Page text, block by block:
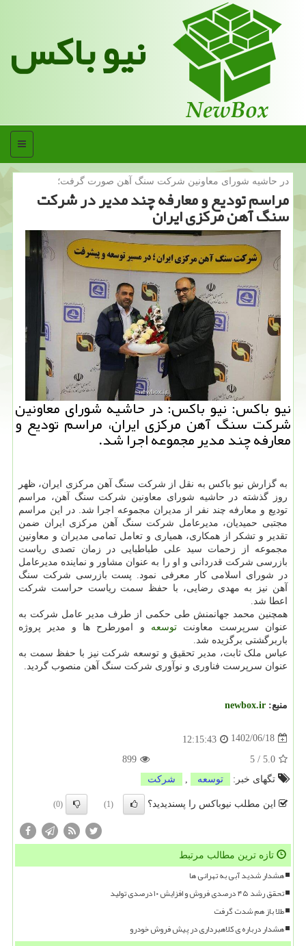
نیو باکس
منو
در حاشیه شورای معاونین شركت سنگ آهن صورت گرفت؛
مراسم تودیع و معارفه چند مدیر در شرکت
سنگ آهن مرکزی ایران
نیو باکس: نیو باکس: در حاشیه شورای معاونین
شرکت سنگ آهن مرکزی ایران، مراسم تودیع و
معارفه چند مدیر مجموعه اجرا شد.
به گزارش نیو باکس به نقل از شرکت سنگ آهن مرکزی ایران، ظهر
روز گذشته در حاشیه شورای معاونین شرکت سنگ آهن، مراسم
تودیع و معارفه چند نفر از مدیران مجموعه اجرا شد. در این مراسم
مجتبی حمیدیان، مدیرعامل شرکت سنگ آهن مرکزی ایران ضمن
تقدیر و تشکر از همکاری، همیاری و تعامل تمامی مدیران و معاونین
مجموعه از زحمات سید علی طباطبایی در زمان تصدی ریاست
بازرسی شرکت قدردانی و او را به عنوان مشاور و نماینده مدیرعامل
در شورای اسلامی کار معرفی نمود. پست بازرسی شرکت سنگ
آهن نیز به مهدی رضایی، با حفظ سمت ریاست حراست شرکت
اعطا شد.
همچنین محمد جهانمنش طی حکمی از طرف مدیر عامل شرکت به
عنوان سرپرست معاونتتوسعه و امورطرح ها و مدیر پروژه
باربرگشتی برگزیده شد.
عباس ملک ثابت، مدیر تحقیق و توسعه شرکت نیز با حفظ سمت به
عنوان سرپرست فناوری و نوآوری شرکت سنگ آهن منصوب گردید.
منبع: newbox.ir
1402/06/18
12:15:43
5.0
/
5
899
تگهای خبر:
توسعه شركت
این مطلب نیوباکس را پسندیدید؟ (1)
(0)
تازه ترین مطالب مرتبط
هشدار شدید آبی به تهرانی ها
تحقق رشد ۴۵ درصدی فروش و افزایش ۱۰ درصدی تولید
طلا باز هم شدت گرفت
هشدار درباره ی کلاهبرداری در پیش فروش خودرو